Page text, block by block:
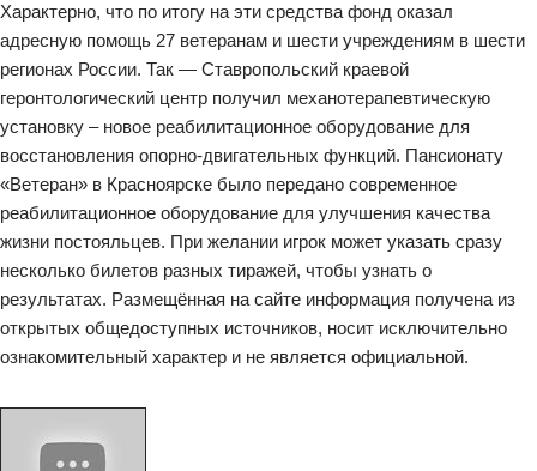
Характерно, что по итогу на эти средства фонд оказал
адресную помощь 27 ветеранам и шести учреждениям в шести
регионах России. Так — Ставропольский краевой
геронтологический центр получил механотерапевтическую
установку – новое реабилитационное оборудование для
восстановления опорно-двигательных функций. Пансионату
«Ветеран» в Красноярске было передано современное
реабилитационное оборудование для улучшения качества
жизни постояльцев. При желании игрок может указать сразу
несколько билетов разных тиражей, чтобы узнать о
результатах. Размещённая на сайте информация получена из
открытых общедоступных источников, носит исключительно
ознакомительный характер и не является официальной.